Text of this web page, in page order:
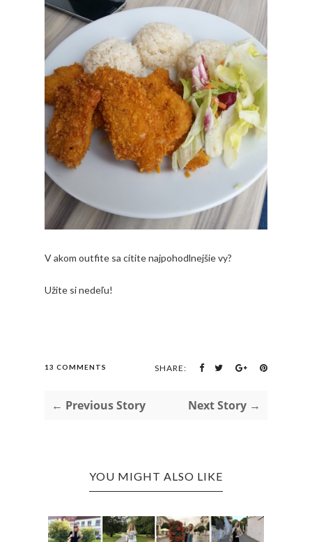
V akom outfite sa cítite najpohodlnejšie vy?
Užite si nedeľu!
13 COMMENTS SHARE:
← Previous Story Next Story →
YOU MIGHT ALSO LIKE